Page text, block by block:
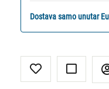
Dostava samo unutar